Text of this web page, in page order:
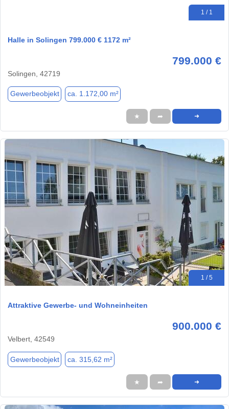
1 / 1
Halle in Solingen 799.000 € 1172 m²
799.000 €
Solingen, 42719
Gewerbeobjekt ca. 1.172,00 m²
★ ➦ ➜
1 / 5
Attraktive Gewerbe- und Wohneinheiten
900.000 €
Velbert, 42549
Gewerbeobjekt ca. 315,62 m²
★ ➦ ➜